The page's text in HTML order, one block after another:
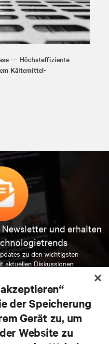
— Höchsteffiziente
Kältemittel-
und erhalten
zu den wichtigsten
aktuellen Diskussionen
der Speicherung
Gerät zu, um
Website zu